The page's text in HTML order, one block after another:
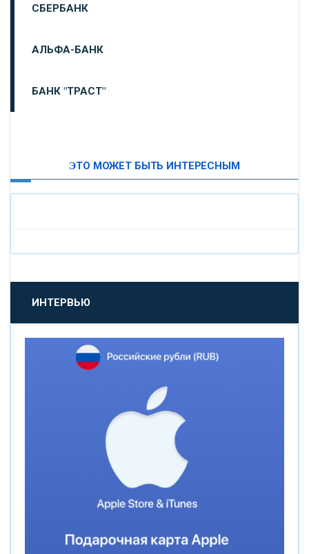
СБЕРБАНК
АЛЬФА-БАНК
БАНК "ТРАСТ"
«БАНК САНКТ-ПЕТЕРБУРГ»
«ПРОМСВЯЗЬБАНК»
«НОВИКОМБАНК»
«ВНЕШПРОМБАНК»
«БАНК ГЛОБЭКС»
«СОВКОМБАНК»
ЭТО МОЖЕТ БЫТЬ ИНТЕРЕСНЫМ
ИНТЕРВЬЮ